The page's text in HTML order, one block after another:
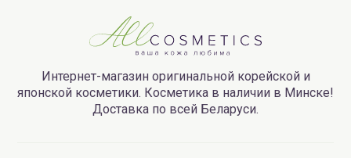
Интернет-магазин оригинальной корейской и
японской косметики. Косметика в наличии в Минске!
Доставка по всей Беларуси.